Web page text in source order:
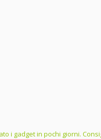
i gadget in pochi giorni.